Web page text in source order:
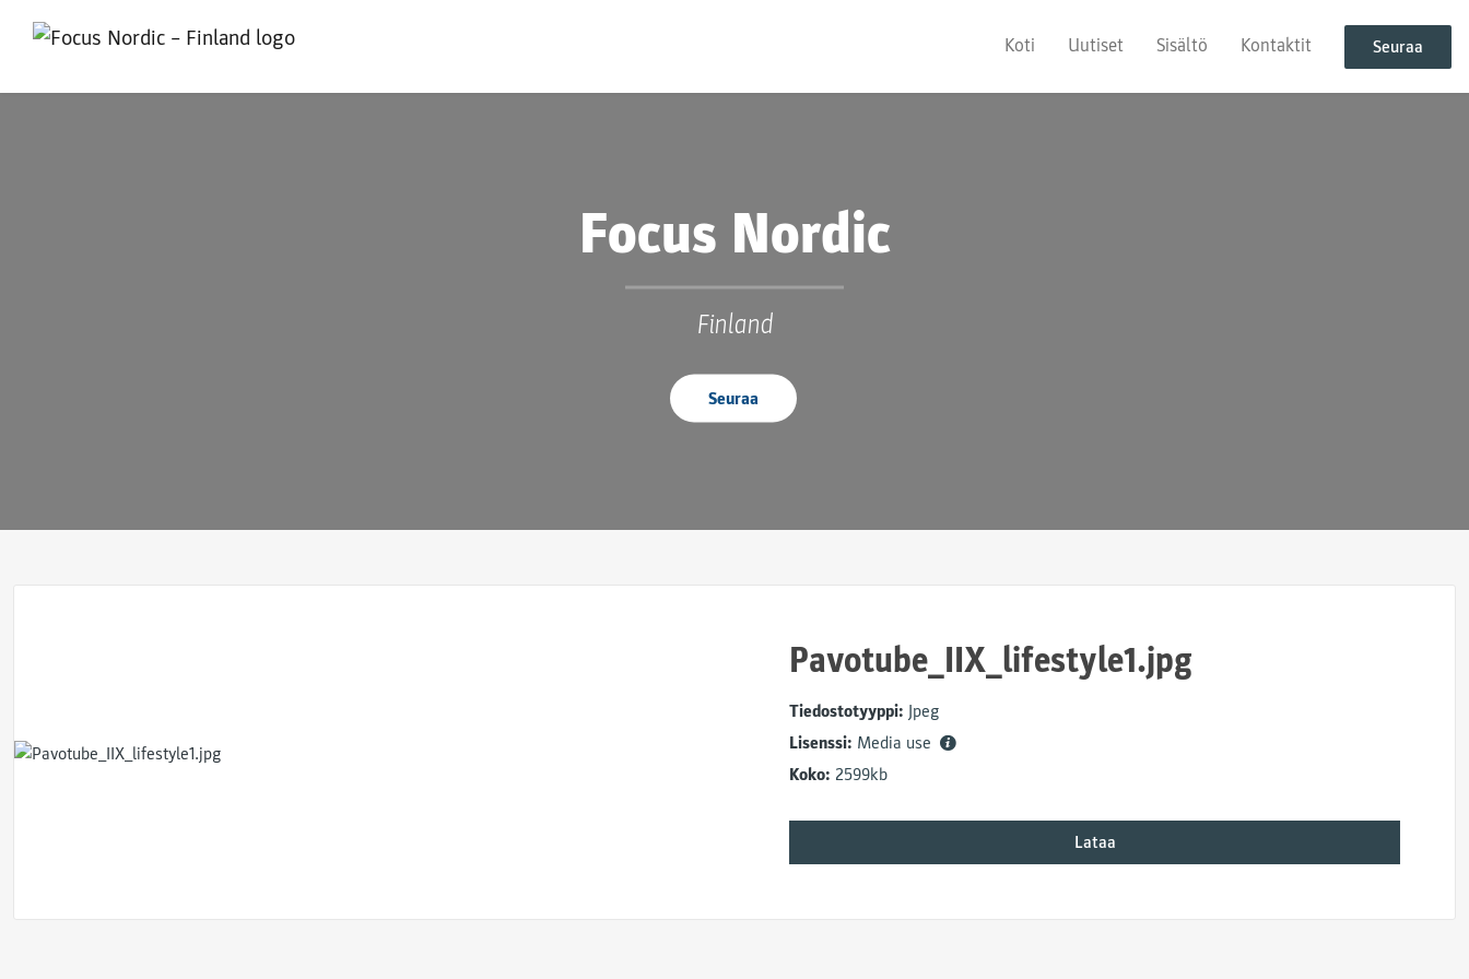
Koti Uutiset Sisältö Kontaktit Seuraa
Focus Nordic
Finland
Seuraa
Pavotube_IIX_lifestyle1.jpg
Tiedostotyyppi: Jpeg
Lisenssi: Media use
Koko: 2599kb
Lataa